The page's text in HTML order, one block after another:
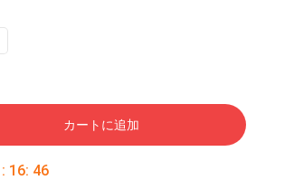
カートに追加
: 16: 45